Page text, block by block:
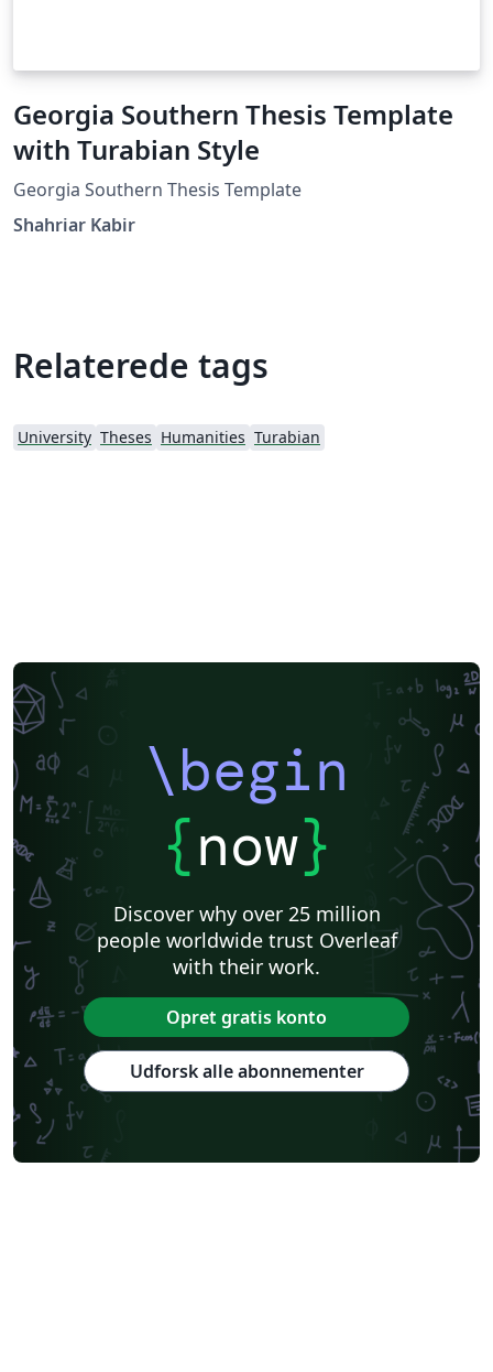
Georgia Southern Thesis Template
with Turabian Style
Georgia Southern Thesis Template
Shahriar Kabir
Relaterede tags
University Theses Humanities Turabian
\begin
{now}
Discover why over 25 million
people worldwide trust Overleaf
with their work.
Opret gratis konto
Udforsk alle abonnementer